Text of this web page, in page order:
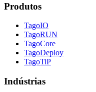
Produtos
TagoIO
TagoRUN
TagoCore
TagoDeploy
TagoTiP
Indústrias